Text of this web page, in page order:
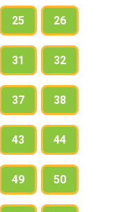
25 26
31 32
37 38
43 44
49 50